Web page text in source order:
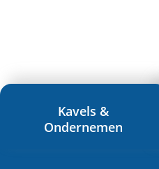
Kavels &
Ondernemen